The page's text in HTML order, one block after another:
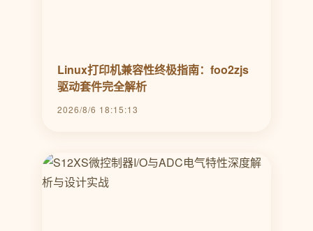
Linux打印机兼容性终极指南：foo2zjs
驱动套件完全解析
2026/8/6 18:15:13